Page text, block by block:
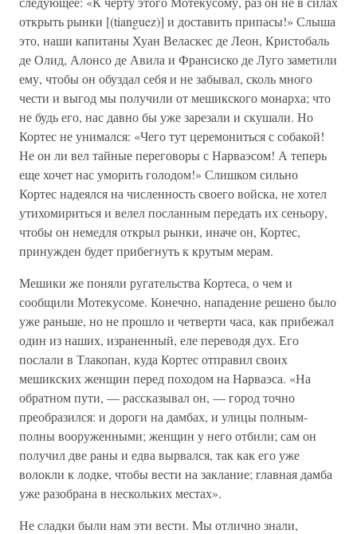
открыть рынки [(tianguez)] и доставить припасы!» Слыша
это, наши капитаны Хуан Веласкес де Леон, Кристобаль
де Олид, Алонсо де Авила и Франсиско де Луго заметили
ему, чтобы он обуздал себя и не забывал, сколь много
чести и выгод мы получили от мешикского монарха; что
не будь его, нас давно бы уже зарезали и скушали. Но
Кортес не унимался: «Чего тут церемониться с собакой!
Не он ли вел тайные переговоры с Нарваэсом! А теперь
еще хочет нас уморить голодом!» Слишком сильно
Кортес надеялся на численность своего войска, не хотел
утихомириться и велел посланным передать их сеньору,
чтобы он немедля открыл рынки, иначе он, Кортес,
принужден будет прибегнуть к крутым мерам.
Мешики же поняли ругательства Кортеса, о чем и
сообщили Мотекусоме. Конечно, нападение решено было
уже раньше, но не прошло и четверти часа, как прибежал
один из наших, израненный, еле переводя дух. Его
послали в Тлакопан, куда Кортес отправил своих
мешикских женщин перед походом на Нарваэса. «На
обратном пути, — рассказывал он, — город точно
преобразился: и дороги на дамбах, и улицы полным-
полны вооруженными; женщин у него отбили; сам он
получил две раны и едва вырвался, так как его уже
волокли к лодке, чтобы вести на заклание; главная дамба
уже разобрана в нескольких местах».
Не сладки были нам эти вести. Мы отлично знали,